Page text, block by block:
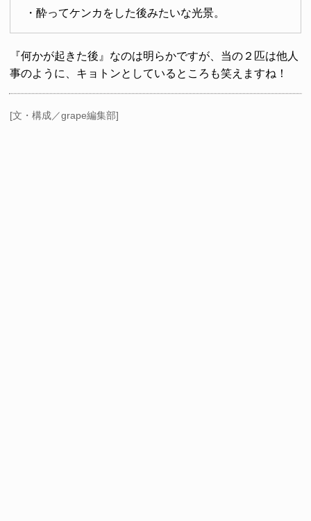
・酔ってケンカをした後みたいな光景。
『何かが起きた後』なのは明らかですが、当の２匹は他人
事のように、キョトンとしているところも笑えますね！
[文・構成／grape編集部]